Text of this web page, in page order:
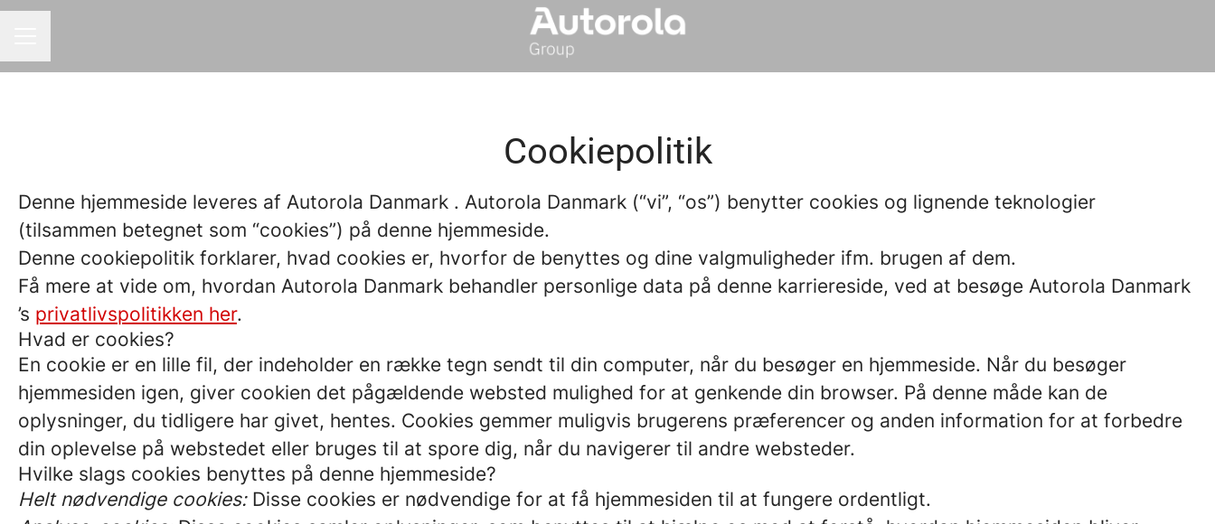
Cookiepolitik
Denne hjemmeside leveres af Autorola Danmark . Autorola Danmark (“vi”, “os”) benytter cookies og lignende teknologier
(tilsammen betegnet som “cookies”) på denne hjemmeside.
Denne cookiepolitik forklarer, hvad cookies er, hvorfor de benyttes og dine valgmuligheder ifm. brugen af dem.
Få mere at vide om, hvordan Autorola Danmark behandler personlige data på denne karriereside, ved at besøge Autorola Danmark
’s privatlivspolitikken her.
Hvad er cookies?
En cookie er en lille fil, der indeholder en række tegn sendt til din computer, når du besøger en hjemmeside. Når du besøger
hjemmesiden igen, giver cookien det pågældende websted mulighed for at genkende din browser. På denne måde kan de
oplysninger, du tidligere har givet, hentes. Cookies gemmer muligvis brugerens præferencer og anden information for at forbedre
din oplevelse på webstedet eller bruges til at spore dig, når du navigerer til andre websteder.
Hvilke slags cookies benyttes på denne hjemmeside?
Helt nødvendige cookies:Disse cookies er nødvendige for at få hjemmesiden til at fungere ordentligt.